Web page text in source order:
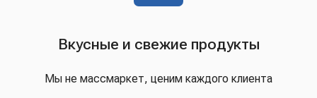
Вкусные и свежие продукты
Мы не массмаркет, ценим каждого клиента